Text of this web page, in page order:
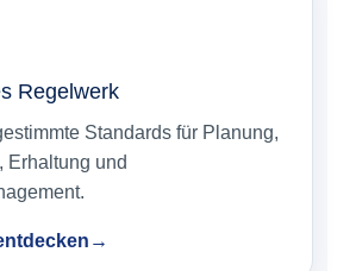
Regelwerk
Standards für Planung,
Erhaltung und